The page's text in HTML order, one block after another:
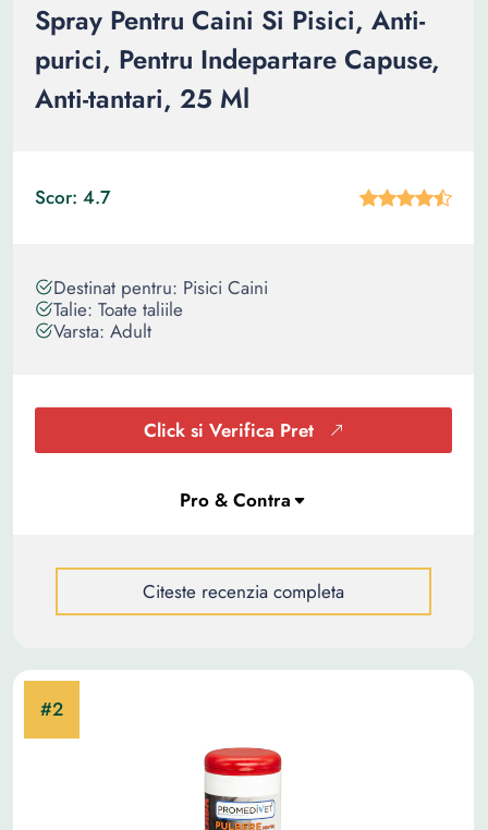
Spray Pentru Caini Si Pisici, Anti-
purici, Pentru Indepartare Capuse,
Anti-tantari, 25 Ml
Scor: 4.7
Destinat pentru: Pisici Caini
Talie: Toate taliile
Varsta: Adult
Click si Verifica Pret
Citeste recenzia completa